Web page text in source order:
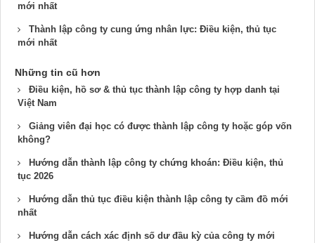
mới nhất
Thành lập công ty cung ứng nhân lực​: Điều kiện, thủ tục
mới nhất
Những tin cũ hơn
Điều kiện, hồ sơ & thủ tục thành lập công ty hợp danh tại
Việt Nam
Giảng viên đại học có được thành lập công ty hoặc góp vốn
không?
Hướng dẫn thành lập công ty chứng khoán​: Điều kiện, thủ
tục 2026
Hướng dẫn thủ tục điều kiện thành lập công ty cầm đồ​ mới
nhất
Hướng dẫn cách xác định số dư đầu kỳ của công ty mới